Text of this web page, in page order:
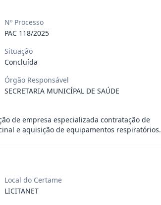
...
e...
...
espe
Nº Processo
PAC 118/2025
Situação
Concluída
Órgão Responsável
SECRETARIA MUNICÍPAL DE SAÚDE
de empresa especializada contratação de
e aquisição de equipamentos respiratórios.
Local do Certame
LICITANET